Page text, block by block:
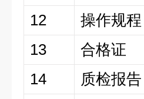
12
操作规程
13
合格证
14
质检报告